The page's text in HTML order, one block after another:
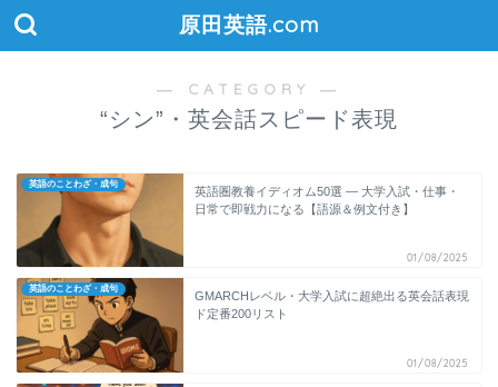
原田英語.com
― CATEGORY ―
“シン”・英会話スピード表現
英語のことわざ・成句
英語圏教養イディオム50選 ― 大学入試・仕事・
日常で即戦力になる【語源＆例文付き】
01/08/2025
英語のことわざ・成句
GMARCHレベル・大学入試に超絶出る英会話表現
ド定番200リスト
01/08/2025